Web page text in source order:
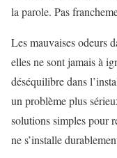
la parole. Pas
Les mauvaises odeurs
elles ne sont jamais à
déséquilibre dans
un problème plus
solutions simples pour
ne s’installe